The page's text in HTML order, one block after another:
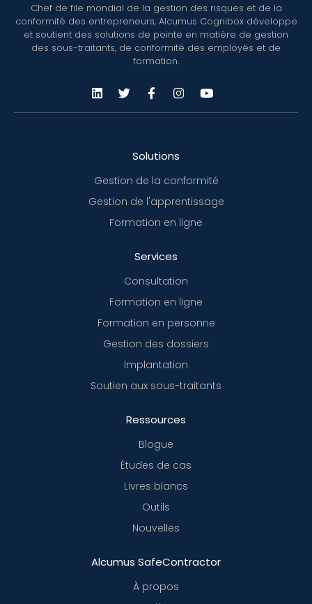
Chef de file mondial de la gestion des risques et de la
conformité des entrepreneurs, Alcumus Cognibox développe
et soutient des solutions de pointe en matière de gestion
des sous-traitants, de conformité des employés et de
formation.
Solutions
Gestion de la conformité
Gestion de l'apprentissage
Formation en ligne
Services
Consultation
Formation en ligne
Formation en personne
Gestion des dossiers
Implantation
Soutien aux sous-traitants
Ressources
Blogue
Études de cas
Livres blancs
Outils
Nouvelles
Alcumus SafeContractor
À propos